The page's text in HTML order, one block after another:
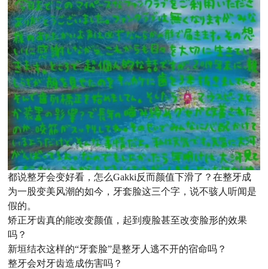
都说整牙会变好看，怎么Gakki反而颜值下滑了？在整牙成
为一股变美风潮的如今，牙套脸这三个字，说不骇人听闻是
假的。
矫正牙齿真的能改变颜值，起到瘦脸甚至改变脸形的效果
吗？
新垣结衣这样的“牙套脸”是整牙人逃不开的宿命吗？
整牙会对牙齿造成伤害吗？